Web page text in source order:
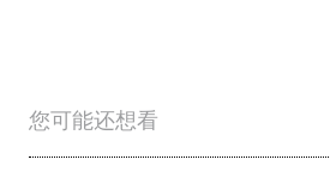
您可能还想看